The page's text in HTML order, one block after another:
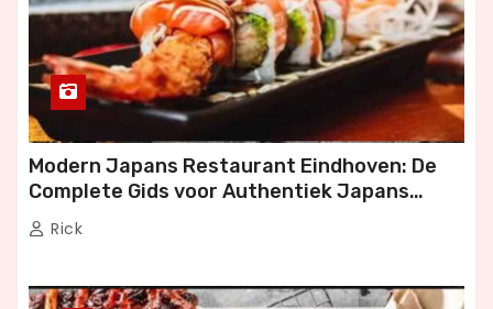
Modern Japans Restaurant Eindhoven: De
Complete Gids voor Authentiek Japans
Dineren
Rick